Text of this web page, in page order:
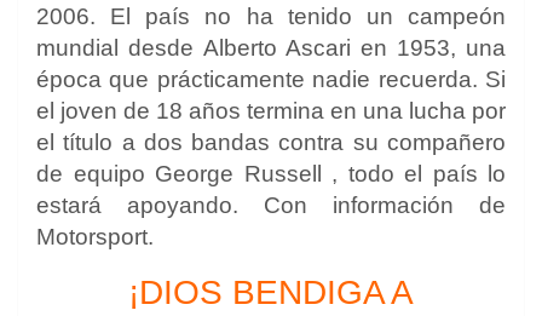
2006. El país no ha tenido un campeón
mundial desde Alberto Ascari en 1953, una
época que prácticamente nadie recuerda. Si
el joven de 18 años termina en una lucha por
el título a dos bandas contra su compañero
de equipo George Russell
, todo el país lo
estará apoyando. Con información de
Motorsport.
¡DIOS BENDIGA A